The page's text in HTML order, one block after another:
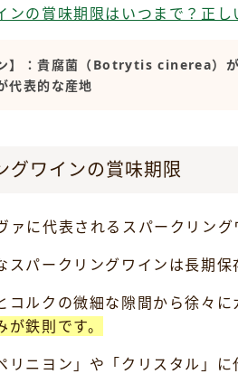
ンの賞味期限はいつまで？正
ン】：貴腐菌（Botrytis cinerea）
代表的な産地
グワインの賞味期限
ァに代表されるスパークリン
スパークリングワインは長期
コルクの微細な隙間から徐々
鉄則です。
リニヨン」や「クリスタル」